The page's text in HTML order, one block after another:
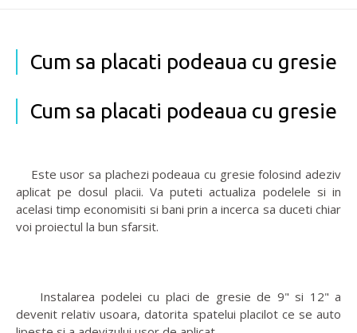
Cum sa placati podeaua cu gresie
Cum sa placati podeaua cu gresie
Este usor sa plachezi podeaua cu gresie folosind adeziv
aplicat pe dosul placii. Va puteti actualiza podelele si in
acelasi timp economisiti si bani prin a incerca sa duceti chiar
voi proiectul la bun sfarsit.
Instalarea podelei cu placi de gresie de 9" si 12" a
devenit relativ usoara, datorita spatelui placilot ce se auto